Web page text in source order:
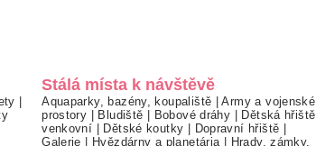
|
Stálá místa k návštěvě
Aquaparky, bazény, koupaliště |Army a vojenské
prostory | Bludiště | Bobové dráhy | Dětská hřiště
venkovní | Dětské koutky | Dopravní hřiště |
Galerie | Hvězdárny a planetária | Hrady, zámky,